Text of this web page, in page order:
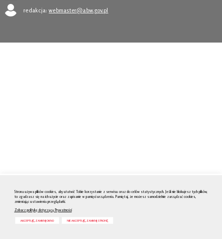
Strona używa plików cookies, aby ułatwić Tobie korzystanie z serwisu oraz do celów statystycznych. Jeśli nie blokujesz tych plików,
to zgadzasz się na ich użycie oraz zapisanie w pamięci urządzenia. Pamiętaj, że możesz samodzielnie zarządzać cookies,
zmieniając ustawienia przeglądarki.
Zobacz politykę dotyczącą Prywatności
AKCEPTUJĘ, ZAMKNIJ OKNO NIE AKCEPTUJĘ, ZAMKNIJ STRONĘ
redakcja:webmaster@abw.gov.pl